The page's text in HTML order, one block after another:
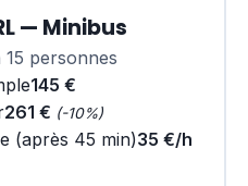
— Minibus
personnes
145 €
261 € (-10%)
(après 45 min)35 €/h